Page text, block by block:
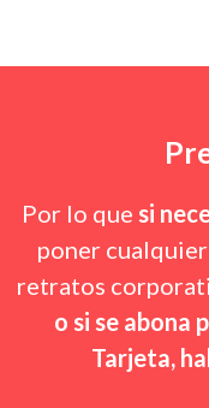
Por lo que si
poner
retratos
o si se abona
Tarjeta,